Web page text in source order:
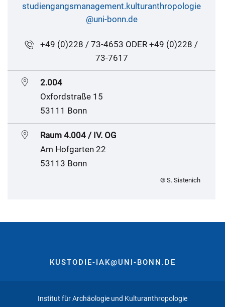
studiengangsmanagement.kulturanthropologie
@uni-bonn.de
+49 (0)228 / 73-4653 ODER +49 (0)228 /
73-7617
2.004
Oxfordstraße 15
53111 Bonn
Raum 4.004 / IV. OG
Am Hofgarten 22
53113 Bonn
© S. Sistenich
KUSTODIE-IAK@UNI-BONN.DE
Institut für Archäologie und Kulturanthropologie